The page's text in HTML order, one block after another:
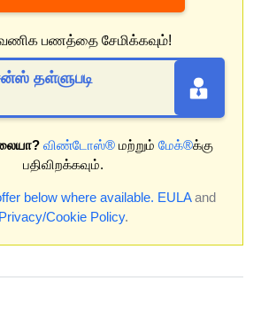
பணத்தை சேமிக்கவும்!
தள்ளுபடி
விண்டோஸ்®மற்றும் மேக்®க்கு
பதிவிறக்கவும்.
below where available. EULAand
Privacy/Cookie Policy.